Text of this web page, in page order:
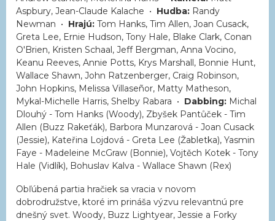
Aspbury, Jean-Claude Kalache • Hudba: Randy
Newman • Hrajú: Tom Hanks, Tim Allen, Joan Cusack,
Greta Lee, Ernie Hudson, Tony Hale, Blake Clark, Conan
O'Brien, Kristen Schaal, Jeff Bergman, Anna Vocino,
Keanu Reeves, Annie Potts, Krys Marshall, Bonnie Hunt,
Wallace Shawn, John Ratzenberger, Craig Robinson,
John Hopkins, Melissa Villaseñor, Matty Matheson,
Mykal-Michelle Harris, Shelby Rabara • Dabbing: Michal
Dlouhý - Tom Hanks (Woody), Zbyšek Pantůček - Tim
Allen (Buzz Rakeťák), Barbora Munzarová - Joan Cusack
(Jessie), Kateřina Lojdová - Greta Lee (Žabletka), Yasmin
Faye - Madeleine McGraw (Bonnie), Vojtěch Kotek - Tony
Hale (Vidlík), Bohuslav Kalva - Wallace Shawn (Rex)
Obľúbená partia hračiek sa vracia v novom
dobrodružstve, ktoré im prináša výzvu relevantnú pre
dnešný svet. Woody, Buzz Lightyear, Jessie a Forky